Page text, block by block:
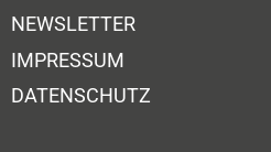
NEWSLETTER
IMPRESSUM
DATENSCHUTZ